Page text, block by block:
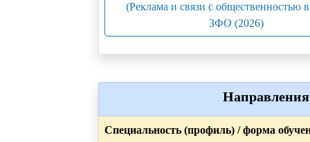
(Реклама и связи с
ЗФО (2026)
Направления
Специальность (профиль) / форма